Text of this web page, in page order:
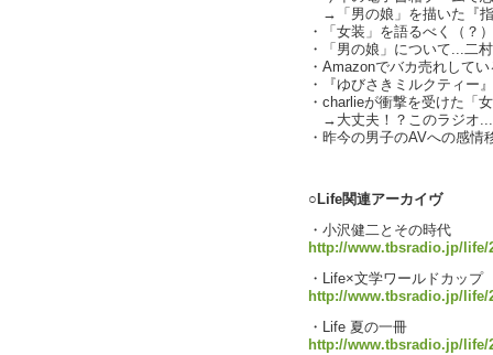
→「男の娘」を描いた『
・「女装」を語るべく（？
・「男の娘」について...二
・Amazonでバカ売れして
・『ゆびさきミルクティー
・charlieが衝撃を受けた「
→大丈夫！？このラジオ...
・昨今の男子のAVへの感情
○Life関連アーカイヴ
・小沢健二とその時代
http://www.tbsradio.jp/life/
・Life×文学ワールドカップ
http://www.tbsradio.jp/life/
・Life 夏の一冊
http://www.tbsradio.jp/life/